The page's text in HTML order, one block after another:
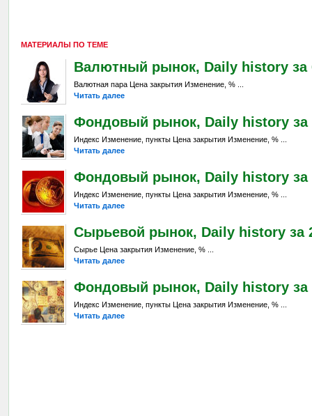
МАТЕРИАЛЫ ПО ТЕМЕ
Валютный рынок, Daily history за
Валютная пара Цена закрытия Изменение, % ...
Читать далее
Фондовый рынок, Daily history за
Индекс Изменение, пункты Цена закрытия Изменение, % ...
Читать далее
Фондовый рынок, Daily history за
Индекс Изменение, пункты Цена закрытия Изменение, % ...
Читать далее
Сырьевой рынок, Daily history за
Сырье Цена закрытия Изменение, % ...
Читать далее
Фондовый рынок, Daily history за
Индекс Изменение, пункты Цена закрытия Изменение, % ...
Читать далее